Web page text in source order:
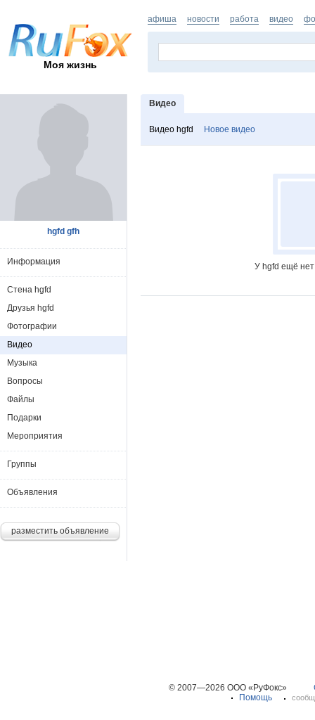
Моя жизнь
афиша новости работа видео
Видео
Видео hgfd Новое видео
У hgfd ещё
hgfd gfh
Информация
Стена hgfd
Друзья hgfd
Фотографии
Видео
Музыка
Вопросы
Файлы
Подарки
Мероприятия
Группы
Объявления
разместить объявление
© 2007—2026 ООО «РуФокс»
Помощь